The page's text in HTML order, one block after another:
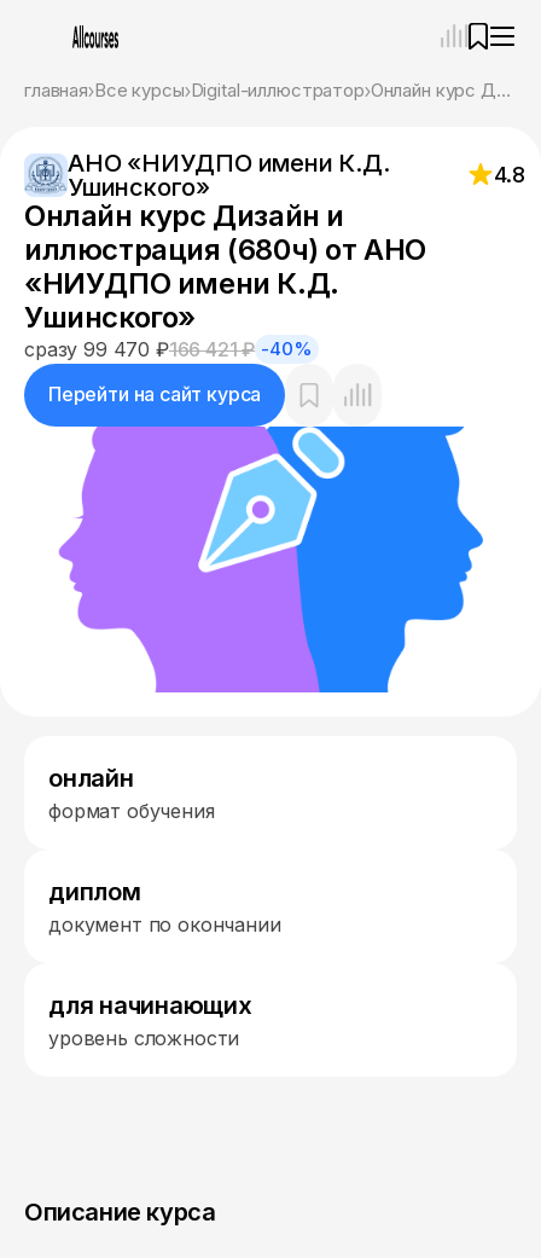
главная Все курсы Digital-иллюстратор Онлайн курс Дизайн и иллюстрация (680ч) от АНО «НИУДПО имени К.Д. Ушинского»
АНО «НИУДПО имени К.Д.
Ушинского»
4.8
Онлайн курс Дизайн и
иллюстрация (680ч) от АНО
«НИУДПО имени К.Д.
Ушинского»
сразу 99 470 ₽166 421 ₽ -40%
Перейти на сайт курса
онлайн
формат обучения
диплом
документ по окончании
для начинающих
уровень сложности
Описание курса
Привет! Я Ваш карьерный навигатор. Подберу
курсы, которые соответствует именно вашим
целям.
Пожалуйста, ответьте на несколько вопросов,
чтобы начать.
Приступим?